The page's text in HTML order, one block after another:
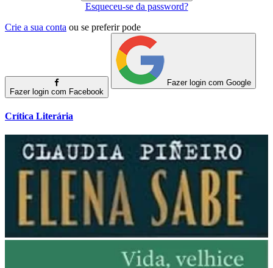
Esqueceu-se da password?
Crie a sua conta ou se preferir pode
Fazer login com Facebook
Fazer login com Google
Crítica Literária